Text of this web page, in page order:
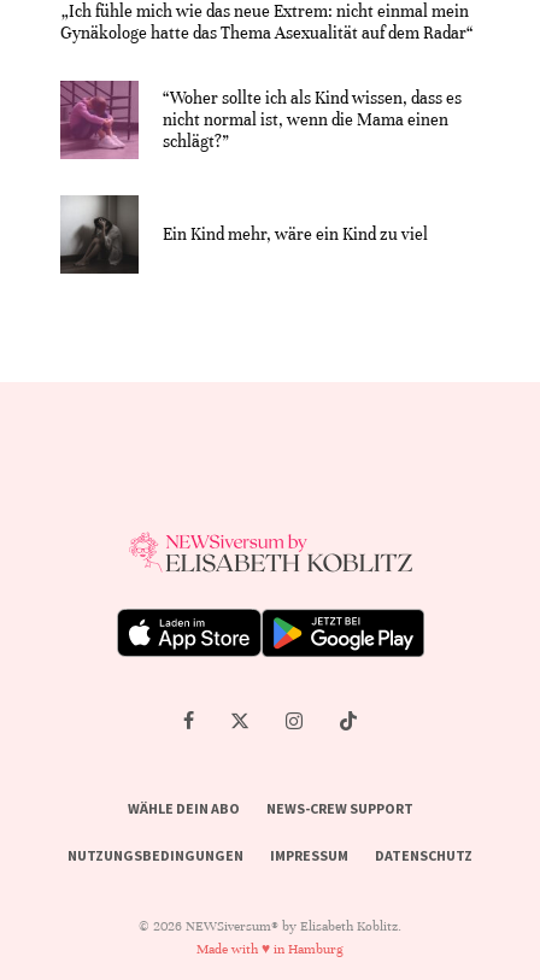
„Ich fühle mich wie das neue Extrem: nicht einmal mein
Gynäkologe hatte das Thema Asexualität auf dem Radar“
“Woher sollte ich als Kind wissen, dass es
nicht normal ist, wenn die Mama einen
schlägt?”
Ein Kind mehr, wäre ein Kind zu viel
WÄHLE DEIN ABO NEWS-CREW SUPPORT
NUTZUNGSBEDINGUNGEN IMPRESSUM DATENSCHUTZ
© 2026 NEWSiversum® by Elisabeth Koblitz.
Made with ♥ in Hamburg